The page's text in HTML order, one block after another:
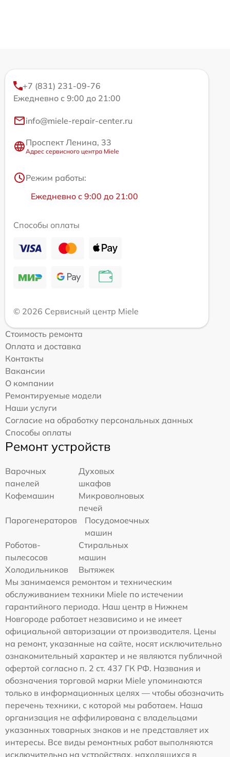
+7 (831) 231-09-76
Ежедневно с 9:00 до 21:00
info@miele-repair-center.ru
Проспект Ленина, 33
Адрес сервисного центра Miele
Режим работы:
Ежедневно с 9:00 до 21:00
Способы оплаты
© 2026 Сервисный центр Miele
Стоимость ремонта
Оплата и доставка
Контакты
Вакансии
О компании
Ремонтируемые модели
Наши услуги
Согласие на обработку персональных данных
Способы оплаты
Ремонт устройств
Варочных
панелей
Духовых
шкафов
Кофемашин
Микроволновых
печей
Парогенераторов
Посудомоечных
машин
Роботов-
пылесосов
Стиральных
машин
Холодильников
Вытяжек
Мы занимаемся ремонтом и техническим
обслуживанием техники Miele по истечении
гарантийного периода. Наш центр в Нижнем
Новгороде работает независимо и не имеет
официальной авторизации от производителя. Цены
на ремонт, указанные на сайте, носят исключительно
ознакомительный характер и не являются публичной
офертой согласно п. 2 ст. 437 ГК РФ. Названия и
обозначения торговой марки Miele упоминаются
только в информационных целях — чтобы обозначить
перечень техники, с которой мы работаем. Наша
организация не аффилирована с владельцами
указанных товарных знаков и не представляет их
интересы. Все виды ремонтных работ выполняются
исключительно на устройствах, находящихся в